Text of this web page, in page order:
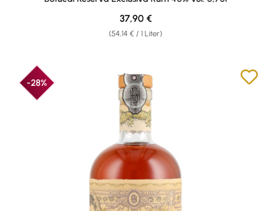
(54,14 € / 1 Liter)
Regulärer Preis:
37,90 €
-28%